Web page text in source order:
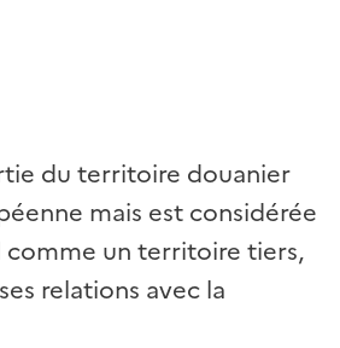
du territoire douanier
mais est considérée
comme un territoire tiers,
relations avec la